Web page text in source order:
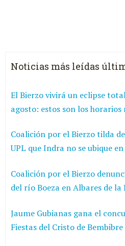
Noticias más leídas
El Bierzo vivirá un eclipse
agosto: estos son los
Coalición por el Bierzo tilda de
UPL que Indra no se ubique
Coalición por el Bierzo
del río Boeza en Albares de la
Jaume Gubianas gana el
Fiestas del Cristo de